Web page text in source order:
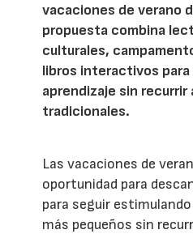
vacaciones de verano
propuesta combina
culturales,
libros interactivos para
aprendizaje sin recurrir
tradicionales.
Las vacaciones de
oportunidad para
para seguir
más pequeños sin